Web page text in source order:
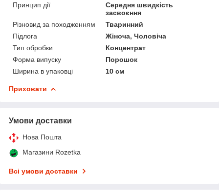
Принцип дії
Середня швидкість
засвоєння
Різновид за походженням
Тваринний
Підлога
Жіноча, Чоловіча
Тип обробки
Концентрат
Форма випуску
Порошок
Ширина в упаковці
10 см
Приховати
Умови доставки
Нова Пошта
Магазини Rozetka
Всі умови доставки